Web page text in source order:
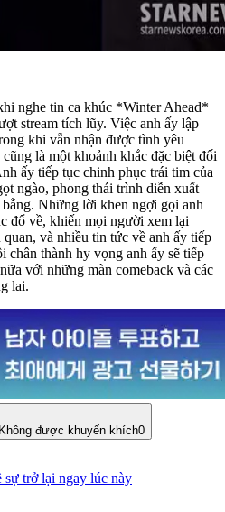
nghe tin ca khúc *Winter Ahead*
stream tích lũy. Việc anh ấy lập
khi vẫn nhận được tình yêu
là một khoảnh khắc đặc biệt đối
ấy tiếp tục chinh phục trái tim của
ngào, phong thái trình diễn xuất
Những lời khen ngợi gọi anh
đổ về, khiến mọi người xem lại
và nhiều tin tức về anh ấy tiếp
chân thành hy vọng anh ấy sẽ tiếp
với những màn comeback và các
lai.
Không được khuyến khích0
sự trở lại ngay lúc này